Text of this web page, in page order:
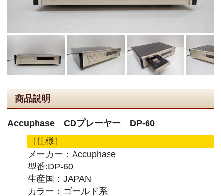
商品説明
Accuphase CDプレーヤー DP-60
［仕様］
メーカー：Accuphase
型番:DP-60
生産国：JAPAN
カラー：ゴールド系